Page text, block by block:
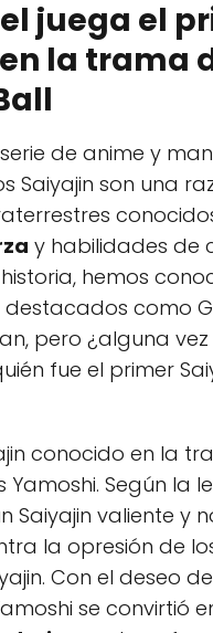
juega el
la trama
de anime y
Saiyajin son una
y habilidades de
hemos
destacados como
pero ¿alguna
fue el primer
conocido en la
Yamoshi. Según la
Saiyajin valiente y
la opresión de
Con el deseo
se convirtió